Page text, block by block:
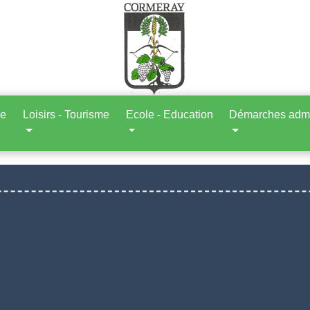
Loisirs - Tourisme Ecole - Education Démarches